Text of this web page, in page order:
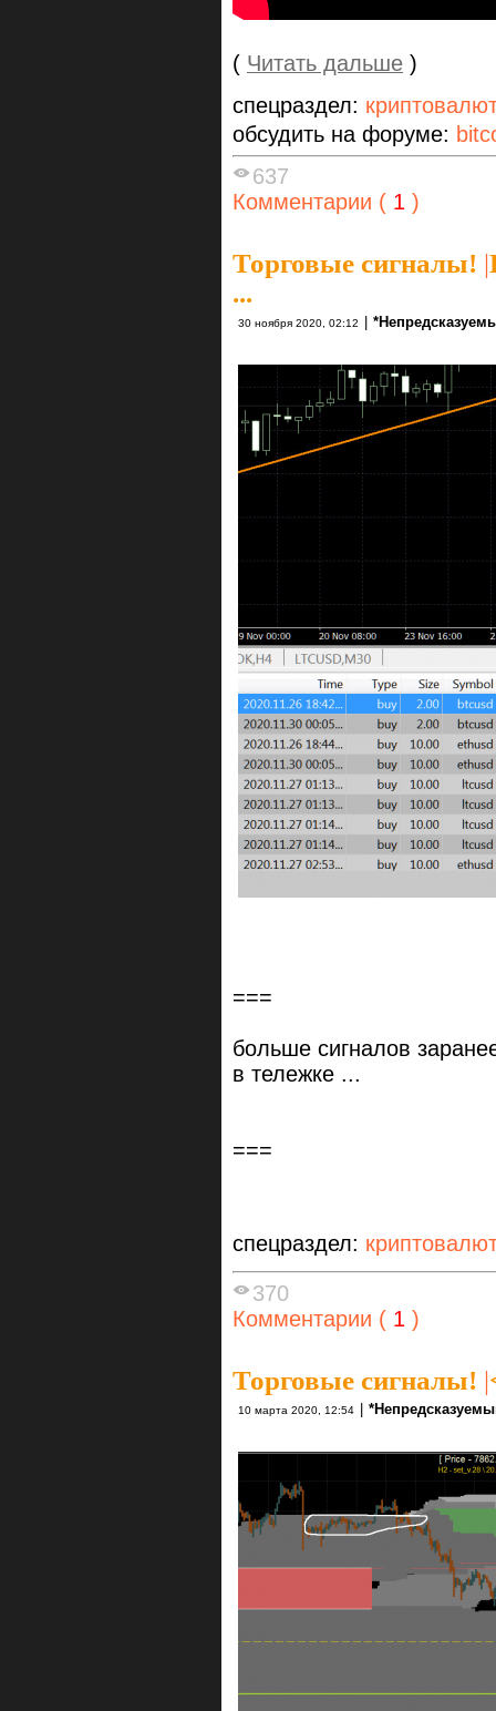
( Читать дальше )
спецраздел:
обсудить на форуме:
637
Комментарии ( 1 )
Торговые сигналы! |
...
30 ноября 2020, 02:12
===
больше сигналов
в тележке ...
===
спецраздел:
370
Комментарии ( 1 )
Торговые сигналы! |
10 марта 2020, 12:54